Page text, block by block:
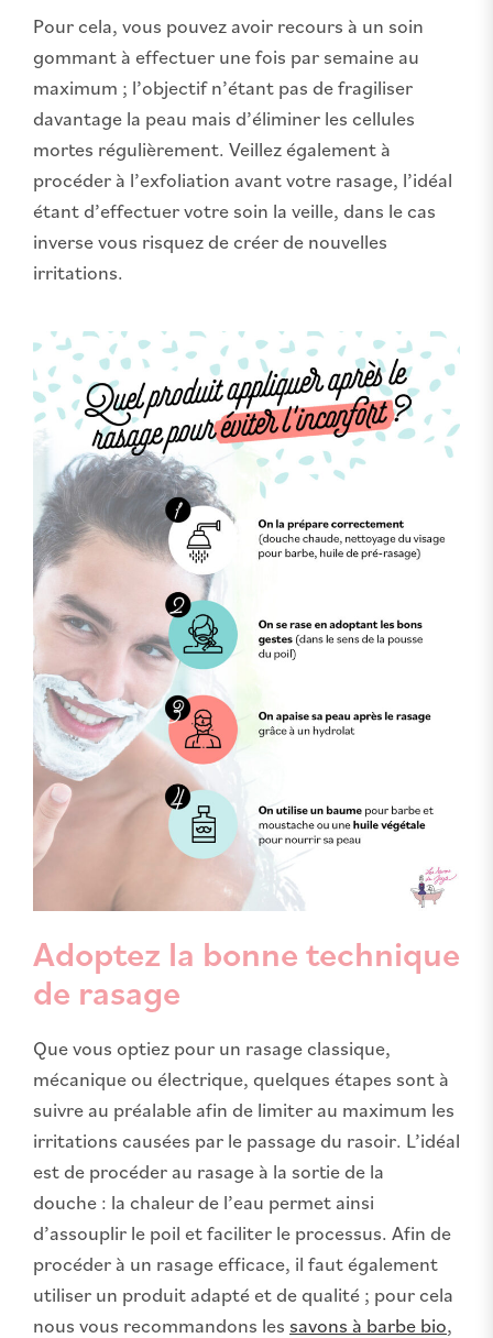
Pour cela, vous pouvez avoir recours à un soin
gommant à effectuer une fois par semaine au
maximum ; l’objectif n’étant pas de fragiliser
davantage la peau mais d’éliminer les cellules
mortes régulièrement. Veillez également à
procéder à l’exfoliation avant votre rasage, l’idéal
étant d’effectuer votre soin la veille, dans le cas
inverse vous risquez de créer de nouvelles
irritations.
Adoptez la bonne technique
de rasage
Que vous optiez pour un rasage classique,
mécanique ou électrique, quelques étapes sont à
suivre au préalable afin de limiter au maximum les
irritations causées par le passage du rasoir. L’idéal
est de procéder au rasage à la sortie de la
douche : la chaleur de l’eau permet ainsi
d’assouplir le poil et faciliter le processus. Afin de
procéder à un rasage efficace, il faut également
utiliser un produit adapté et de qualité ; pour cela
nous vous recommandons les savons à barbe bio,